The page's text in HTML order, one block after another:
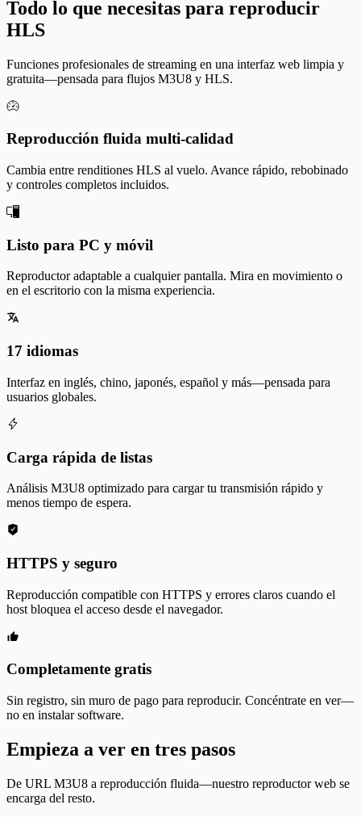
Todo lo que necesitas para reproducir
HLS
Funciones profesionales de streaming en una interfaz web limpia y
gratuita—pensada para flujos M3U8 y HLS.
Reproducción fluida multi-calidad
Cambia entre renditiones HLS al vuelo. Avance rápido, rebobinado
y controles completos incluidos.
Listo para PC y móvil
Reproductor adaptable a cualquier pantalla. Mira en movimiento o
en el escritorio con la misma experiencia.
17 idiomas
Interfaz en inglés, chino, japonés, español y más—pensada para
usuarios globales.
Carga rápida de listas
Análisis M3U8 optimizado para cargar tu transmisión rápido y
menos tiempo de espera.
HTTPS y seguro
Reproducción compatible con HTTPS y errores claros cuando el
host bloquea el acceso desde el navegador.
Completamente gratis
Sin registro, sin muro de pago para reproducir. Concéntrate en ver—
no en instalar software.
Empieza a ver en tres pasos
De URL M3U8 a reproducción fluida—nuestro reproductor web se
encarga del resto.